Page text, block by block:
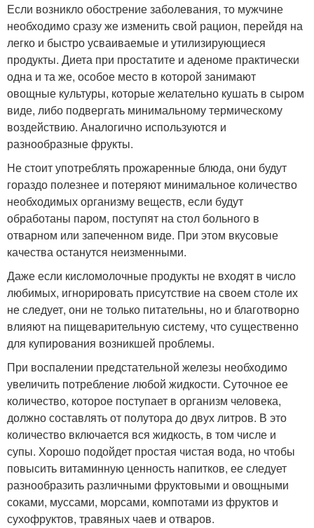
Если возникло обострение заболевания, то мужчине
необходимо сразу же изменить свой рацион, перейдя на
легко и быстро усваиваемые и утилизирующиеся
продукты. Диета при простатите и аденоме практически
одна и та же, особое место в которой занимают
овощные культуры, которые желательно кушать в сыром
виде, либо подвергать минимальному термическому
воздействию. Аналогично используются и
разнообразные фрукты.
Не стоит употреблять прожаренные блюда, они будут
гораздо полезнее и потеряют минимальное количество
необходимых организму веществ, если будут
обработаны паром, поступят на стол больного в
отварном или запеченном виде. При этом вкусовые
качества останутся неизменными.
Даже если кисломолочные продукты не входят в число
любимых, игнорировать присутствие на своем столе их
не следует, они не только питательны, но и благотворно
влияют на пищеварительную систему, что существенно
для купирования возникшей проблемы.
При воспалении предстательной железы необходимо
увеличить потребление любой жидкости. Суточное ее
количество, которое поступает в организм человека,
должно составлять от полутора до двух литров. В это
количество включается вся жидкость, в том числе и
супы. Хорошо подойдет простая чистая вода, но чтобы
повысить витаминную ценность напитков, ее следует
разнообразить различными фруктовыми и овощными
соками, муссами, морсами, компотами из фруктов и
сухофруктов, травяных чаев и отваров.